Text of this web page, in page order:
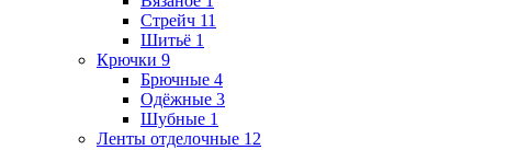
Стрейч 11
Шитьё 1
Крючки 9
Брючные 4
Одёжные 3
Шубные 1
Ленты отделочные 12